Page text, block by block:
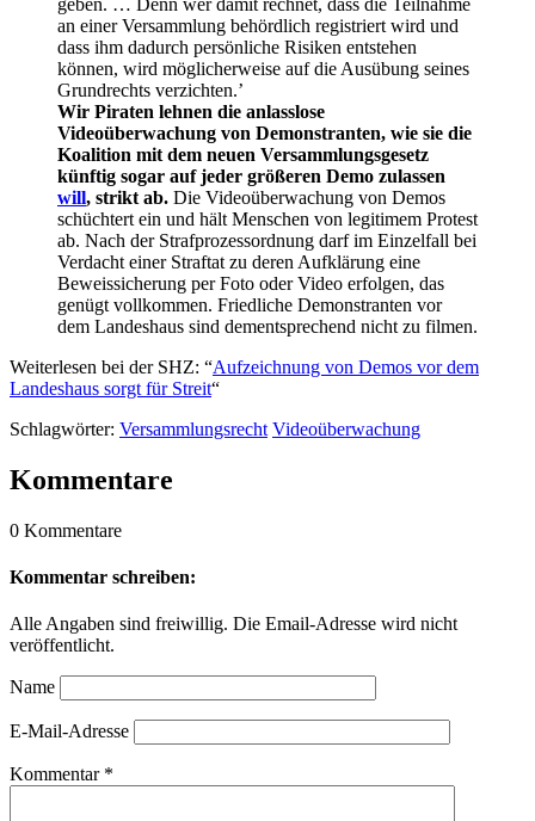
an einer Versammlung behördlich registriert wird und
dass ihm dadurch persönliche Risiken entstehen
können, wird möglicherweise auf die Ausübung seines
Grundrechts verzichten.’
Wir Piraten lehnen die anlasslose
Videoüberwachung von Demonstranten, wie sie die
Koalition mit dem neuen Versammlungsgesetz
künftig sogar auf jeder größeren Demo zulassen
will, strikt ab. Die Videoüberwachung von Demos
schüchtert ein und hält Menschen von legitimem Protest
ab. Nach der Strafprozessordnung darf im Einzelfall bei
Verdacht einer Straftat zu deren Aufklärung eine
Beweissicherung per Foto oder Video erfolgen, das
genügt vollkommen. Friedliche Demonstranten vor
dem Landeshaus sind dementsprechend nicht zu filmen.
Weiterlesen bei der SHZ: “Aufzeichnung von Demos vor dem
Landeshaus sorgt für Streit“
Schlagwörter: Versammlungsrecht Videoüberwachung
Kommentare
0 Kommentare
Kommentar schreiben:
Alle Angaben sind freiwillig. Die Email-Adresse wird nicht
veröffentlicht.
Name
E-Mail-Adresse
Kommentar *